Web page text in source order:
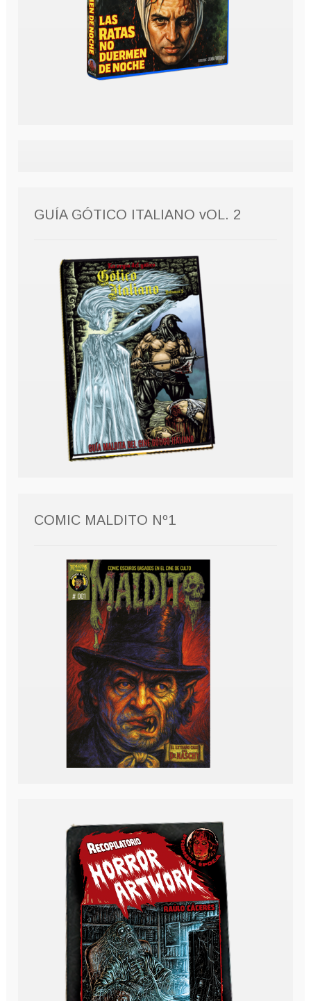
GUÍA GÓTICO ITALIANO vOL. 2
COMIC MALDITO Nº1